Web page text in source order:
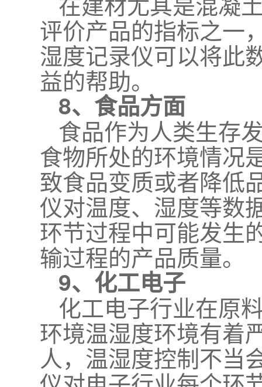
评价产品的指标之一
湿度记录仪可以将此
益的帮助。
8、食品方面
食品作为人类生存
食物所处的环境情况
致食品变质或者降低
仪对温度、湿度等数
环节过程中可能发生
输过程的产品质量。
9、化工电子
化工电子行业在原
环境温湿度环境有着
人，温湿度控制不当